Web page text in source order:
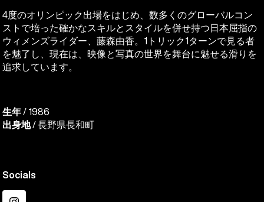
4度のオリンピック出場をはじめ、数多くのグローバルコン
ストで培った確かなスキルとスタイルを併せ持つ日本屈指の
ウィメンズライダー、藤森由香。1トリック1ターンで見る者
を魅了し、現在は、映像と写真の世界を舞台に魅せる滑りを
追求しています。
生年/ 1986
出身地/ 長野県長和町
Socials